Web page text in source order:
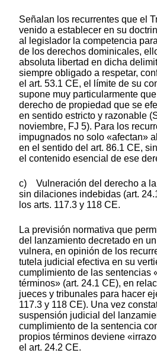
Señalan los recurrentes que el
venido a establecer en su
al legislador la competencia
de los derechos dominicales,
absoluta libertad en dicha
siempre obligado a respetar,
el art. 53.1 CE, el límite de su
supone muy particularmente
derecho de propiedad que se
en sentido estricto y razonable
noviembre, FJ 5). Para los
impugnados no solo «afectan»
en el sentido del art. 86.1 CE,
el contenido esencial de ese
c) Vulneración del derecho a
sin dilaciones indebidas (art.
los arts. 117.3 y 118 CE.
La previsión normativa que
del lanzamiento decretado en
vulnera, en opinión de los
tutela judicial efectiva en su
cumplimiento de las sentencias
términos» (art. 24.1 CE), en
jueces y tribunales para hacer
117.3 y 118 CE). Una vez
suspensión judicial del
cumplimiento de la sentencia
propios términos deviene
el art. 24.2 CE.